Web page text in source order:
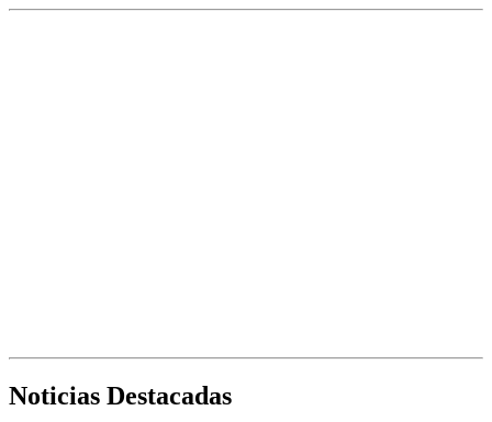
Noticias Destacadas